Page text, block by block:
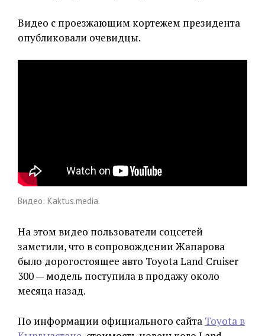
Видео с проезжающим кортежем президента
опубликовали очевидцы.
Видео: Kaktus.media.
На этом видео пользователи соцсетей
заметили, что в сопровождении Жапарова
было дорогостоящее авто Toyota Land Cruiser
300 — модель поступила в продажу около
месяца назад.
По информации официального сайта Toyota в